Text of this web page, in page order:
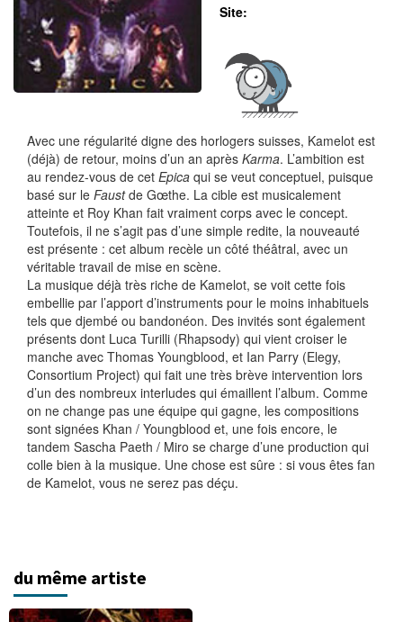
Site:
Avec une régularité digne des horlogers suisses, Kamelot est
(déjà) de retour, moins d’un an après Karma. L’ambition est
au rendez-vous de cet Epica qui se veut conceptuel, puisque
basé sur le Faustde Gœthe. La cible est musicalement
atteinte et Roy Khan fait vraiment corps avec le concept.
Toutefois, il ne s’agit pas d’une simple redite, la nouveauté
est présente : cet album recèle un côté théâtral, avec un
véritable travail de mise en scène.
La musique déjà très riche de Kamelot, se voit cette fois
embellie par l’apport d’instruments pour le moins inhabituels
tels que djembé ou bandonéon. Des invités sont également
présents dont Luca Turilli (Rhapsody) qui vient croiser le
manche avec Thomas Youngblood, et Ian Parry (Elegy,
Consortium Project) qui fait une très brève intervention lors
d’un des nombreux interludes qui émaillent l’album. Comme
on ne change pas une équipe qui gagne, les compositions
sont signées Khan / Youngblood et, une fois encore, le
tandem Sascha Paeth / Miro se charge d’une production qui
colle bien à la musique. Une chose est sûre : si vous êtes fan
de Kamelot, vous ne serez pas déçu.
du même artiste